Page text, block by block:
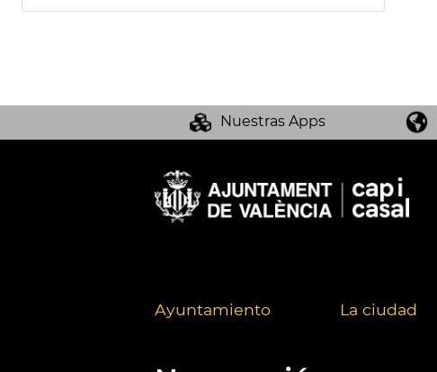
Nuestras Apps
Ayuntamiento La ciudad